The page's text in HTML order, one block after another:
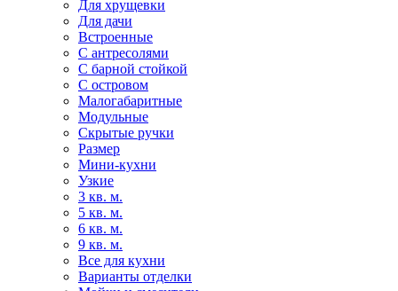
Для хрущевки
Для дачи
Встроенные
С антресолями
С барной стойкой
С островом
Малогабаритные
Модульные
Скрытые ручки
Размер
Мини-кухни
Узкие
3 кв. м.
5 кв. м.
6 кв. м.
9 кв. м.
Все для кухни
Варианты отделки